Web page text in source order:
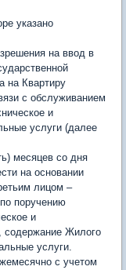
указано
на ввод в
на Квартиру
с обслуживанием
и
услуги (далее
месяцев со дня
на основании
лицом –
поручению
и
содержание Жилого
услуги.
с учетом